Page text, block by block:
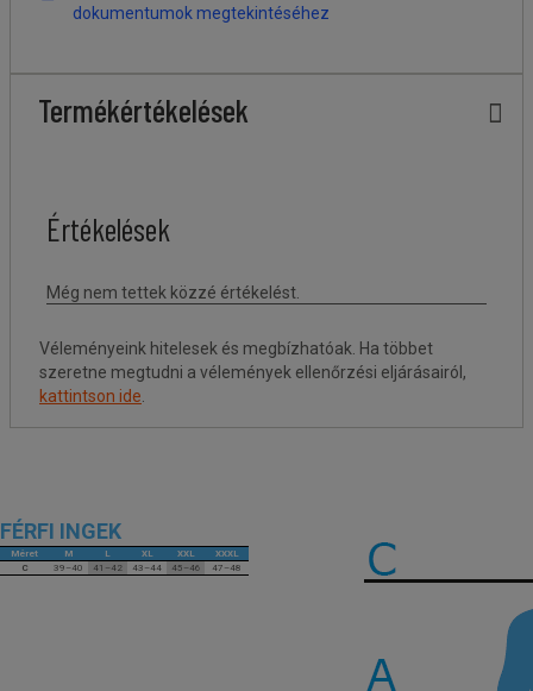
dokumentumok megtekintéséhez
Termékértékelések
Véleményeink hitelesek és megbízhatóak. Ha többet
szeretne megtudni a vélemények ellenőrzési eljárásairól,
kattintson ide
FÉRFI INGEK
Méret M L XL XXL
XXXL
C
39–40 41–42 43–44 45–46 47–48